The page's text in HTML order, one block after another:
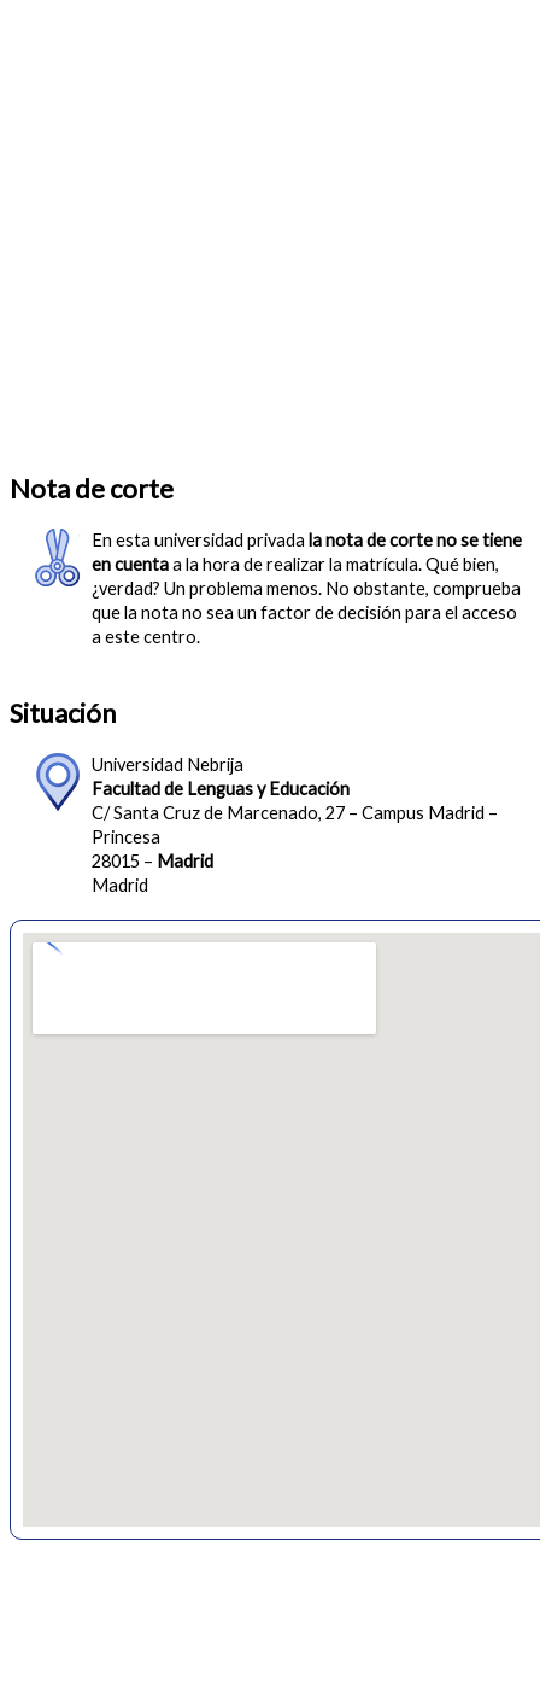
Nota de corte
En esta universidad privada la nota de corte no se tiene
en cuentaa la hora de realizar la matrícula. Qué bien,
¿verdad? Un problema menos. No obstante, comprueba
que la nota no sea un factor de decisión para el acceso
a este centro.
Situación
Universidad Nebrija
Facultad de Lenguas y Educación
C/ Santa Cruz de Marcenado, 27 – Campus Madrid –
Princesa
28015 – Madrid
Madrid